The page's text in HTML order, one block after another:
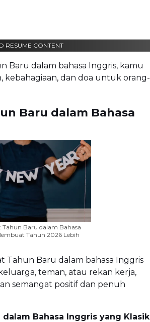
RESUME CONTENT
Baru dalam bahasa Inggris, kamu
kebahagiaan, dan doa untuk orang-
Baru dalam Bahasa
Tahun Baru dalam Bahasa
Tahun 2026 Lebih
Tahun Baru dalam bahasa Inggris
teman, atau rekan kerja,
semangat positif dan penuh
Bahasa Inggris yang Klasik